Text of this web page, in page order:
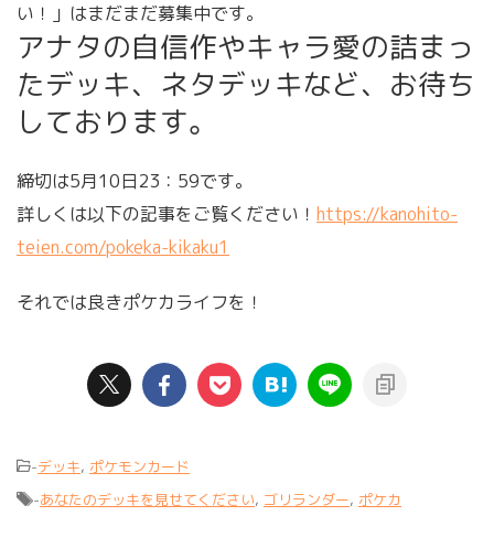
い！」はまだまだ募集中です。
アナタの自信作やキャラ愛の詰まっ
たデッキ、ネタデッキなど、お待ち
しております。
締切は5月10日23：59です。
詳しくは以下の記事をご覧ください！ https://kanohito-
teien.com/pokeka-kikaku1
それでは良きポケカライフを！
-デッキ, ポケモンカード
-あなたのデッキを見せてください, ゴリランダー, ポケカ